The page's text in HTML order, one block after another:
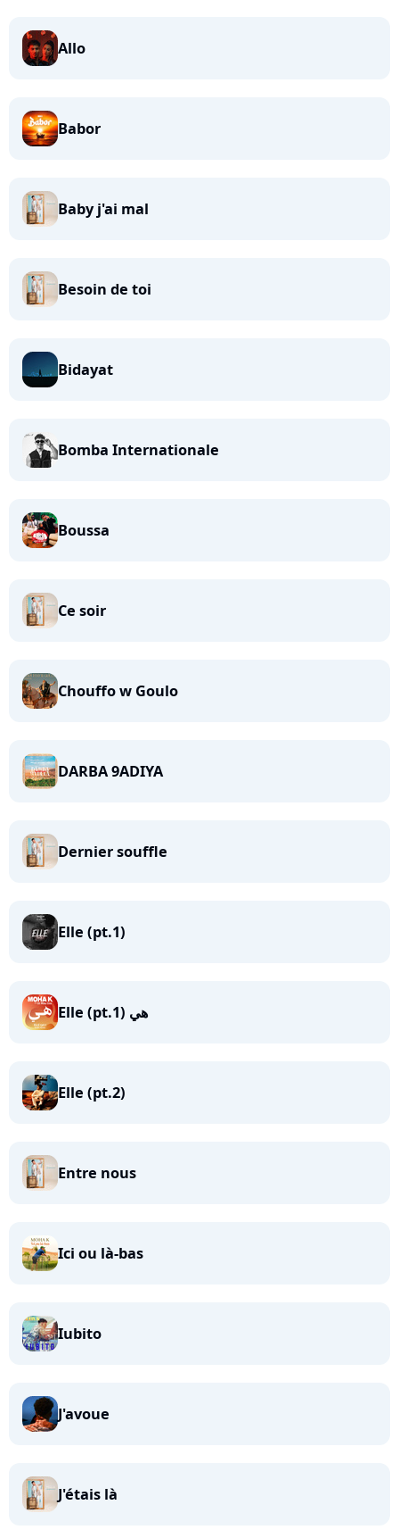
Allo
Babor
Baby j'ai mal
Besoin de toi
Bidayat
Bomba Internationale
Boussa
Ce soir
Chouffo w Goulo
DARBA 9ADIYA
Dernier souffle
Elle (pt.1)
Elle (pt.1) هي
Elle (pt.2)
Entre nous
Ici ou là-bas
Iubito
J'avoue
J'étais là